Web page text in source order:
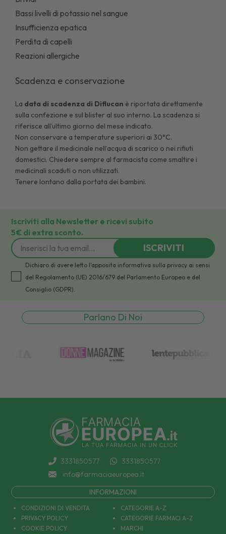
Bassi livelli di potassio nel sangue
Insufficienza epatica
Perdita di capelli
Reazioni allergiche
Scadenza e conservazione
La data di scadenza di Diflucan è riportata direttamente
sulla confezione e sul blister al suo interno. La scadenza si
riferisce all’ultimo giorno del mese indicato.
Non conservare a temperature superiori ai 30°C.
Non gettare il medicinale nell’acqua di scarico o nei rifiuti
domestici. Chiedere sempre al farmacista come smaltire i
medicinali scaduti o non utilizzati.
Tenere lontano dalla portata dei bambini.
Iscriviti alla Newsletter e ricevi subito
5€ di extra sconto.
ISCRIVITI
Dichiaro di avere letto l'apposita informativa sulla privacy ai sensi
del Regolamento (UE) 2016/679 del Parlamento Europeo e del
Consiglio (GDPR).
Parlano Di Noi
3331850577
3331850577
info@farmaciaeuropea.it
INFORMAZIONI
CONDIZIONI DI VENDITA
PRIVACY POLICY
COOKIE POLICY
CATEGORIE A-Z
CATEGORIE FARMACI A-Z
MARCHI